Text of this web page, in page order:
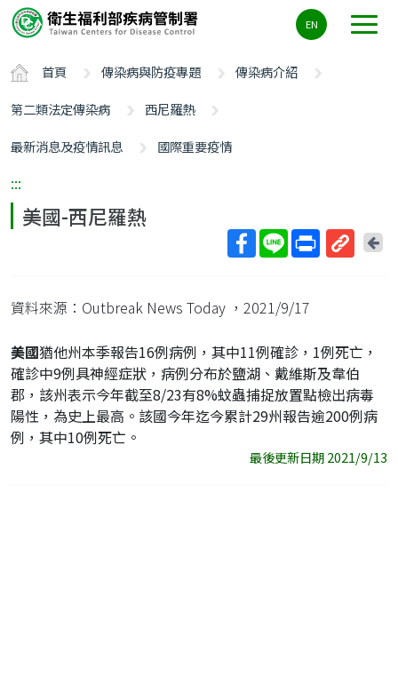
要
容
ALT+C
EN
首頁 傳染病與防疫專題
傳染病介紹
第二類法定傳染病
西尼羅熱
最新消息及疫情訊息
國際重要疫情
:::
美國-西尼羅熱
址
回
資料來源：Outbreak News Today ，2021/9/17
美國猶他州本季報告16例病例，其中11例確診，1例死亡，
確診中9例具神經症狀，病例分布於鹽湖、戴維斯及韋伯
郡，該州表示今年截至8/23有8%蚊蟲捕捉放置點檢出病毒
陽性，為史上最高。該國今年迄今累計29州報告逾200例病
例，其中10例死亡。
最後更新日期 2021/9/13